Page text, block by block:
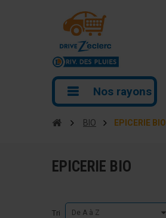
Nos rayons
BIO EPICERIE BIO
EPICERIE BIO
Tri De A à Z